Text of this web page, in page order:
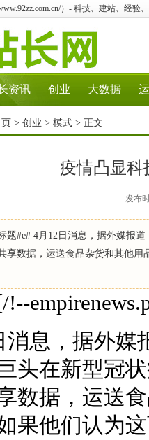
）- 科技、建站、经验
资讯 创业 大数据
> 创业 > 模式 > 正文
疫情凸显科
发布
题#e# 4月12日消息，据外媒报
享数据，运送食品杂货和其他
消息，据外媒
头在新型冠
数据，运送
果他们认为